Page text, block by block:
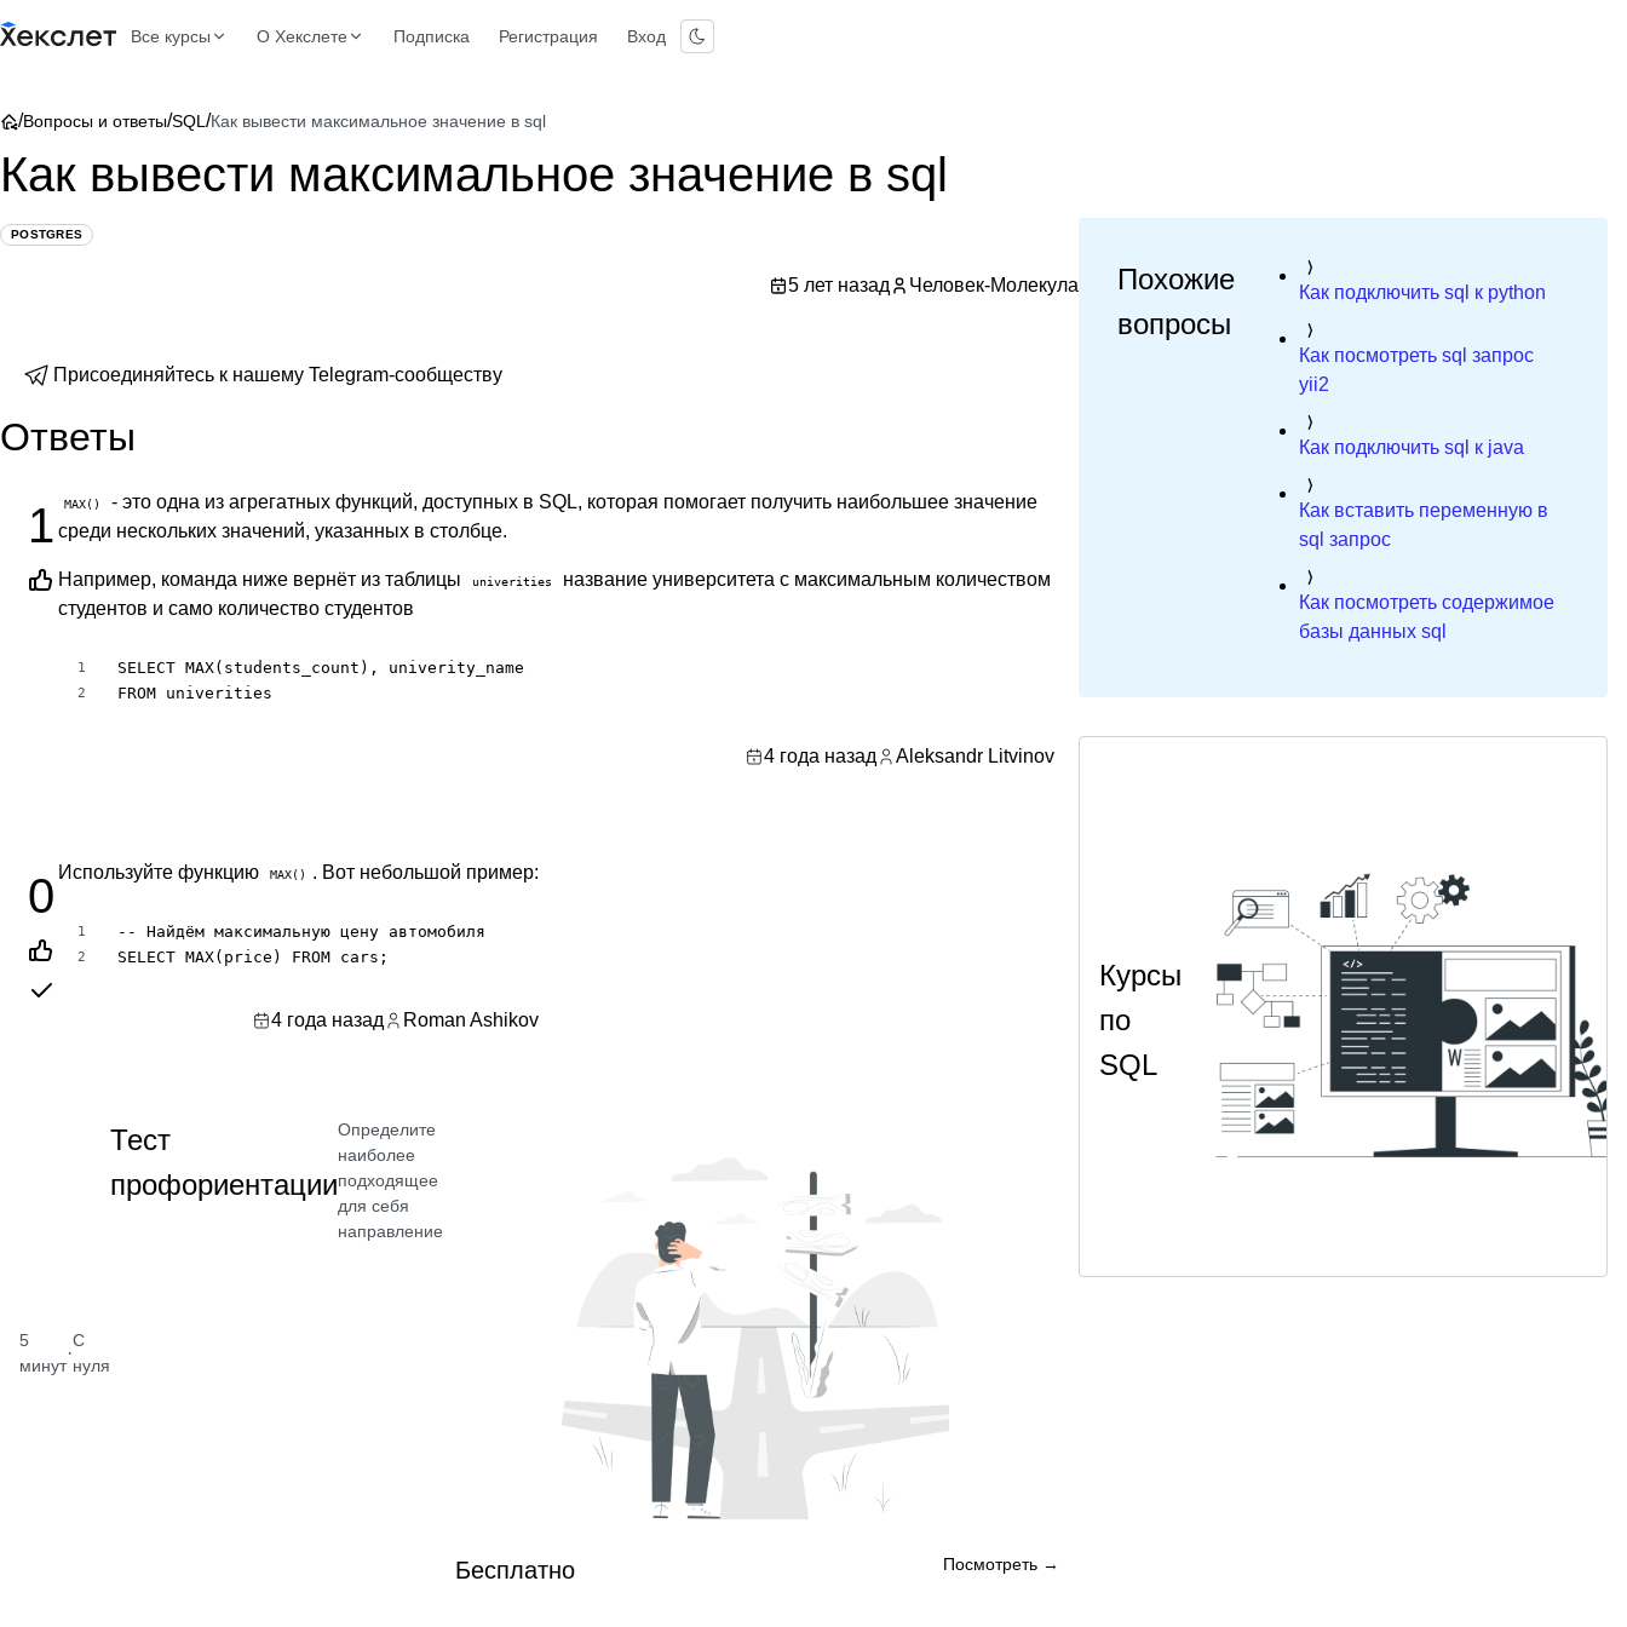
Все курсы О Хекслете Подписка Регистрация Вход
/Вопросы и ответы/SQL /Как вывести максимальное значение в sql
Как вывести максимальное значение в sql
POSTGRES
5 лет назад Человек-Молекула
Присоединяйтесь к нашему Telegram-сообществу
Ответы
1 MAX()
- это одна из агрегатных функций, доступных в SQL, которая помогает получить наибольшее значение
среди нескольких значений, указанных в столбце.
Например, команда ниже вернёт из таблицы univerities
название университета с максимальным количеством
студентов и само количество студентов
1
2
SELECT MAX(students_count), univerity_name
FROM univerities
4 года назад Aleksandr Litvinov
0 Используйте функцию MAX() . Вот небольшой пример:
1
2
-- Найдём максимальную цену автомобиля
SELECT MAX(price) FROM cars;
4 года назад Roman Ashikov
5
минут
·
С
нуля
Тест
профориентации
Определите
наиболее
подходящее
для себя
направление
Бесплатно Посмотреть →
Похожие
вопросы
Как подключить sql к python
Как посмотреть sql запрос
yii2
Как подключить sql к java
Как вставить переменную в
sql запрос
Как посмотреть содержимое
базы данных sql
Курсы
по
SQL